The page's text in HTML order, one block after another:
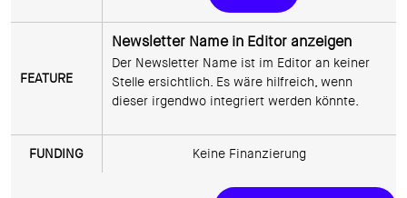
Newsletter Name in Editor anzeigen
Der Newsletter Name ist im Editor an keiner
Stelle ersichtlich. Es wäre hilfreich, wenn
Keine Finanzierung